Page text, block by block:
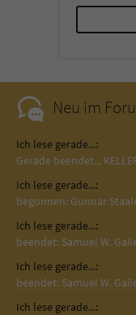
Neu im
Ich lese gerade...:
Gerade beendet...
Ich lese gerade...:
begonnen: Gunnar
Ich lese gerade...:
beendet: Samuel W.
Ich lese gerade...:
beendet: Samuel W.
Ich lese gerade...: